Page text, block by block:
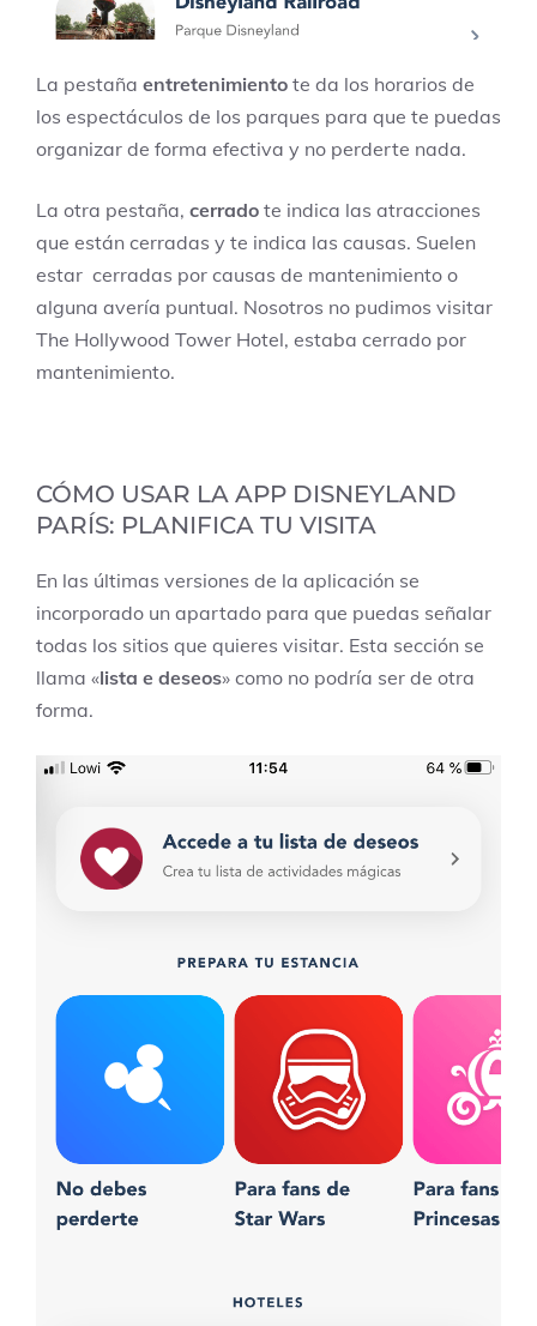
La pestaña entretenimiento te da los horarios de
los espectáculos de los parques para que te puedas
organizar de forma efectiva y no perderte nada.
La otra pestaña, cerrado te indica las atracciones
que están cerradas y te indica las causas. Suelen
estar cerradas por causas de mantenimiento o
alguna avería puntual. Nosotros no pudimos visitar
The Hollywood Tower Hotel, estaba cerrado por
mantenimiento.
CÓMO USAR LA APP DISNEYLAND
PARÍS: PLANIFICA TU VISITA
En las últimas versiones de la aplicación se
incorporado un apartado para que puedas señalar
todas los sitios que quieres visitar. Esta sección se
llama «lista e deseos» como no podría ser de otra
forma.